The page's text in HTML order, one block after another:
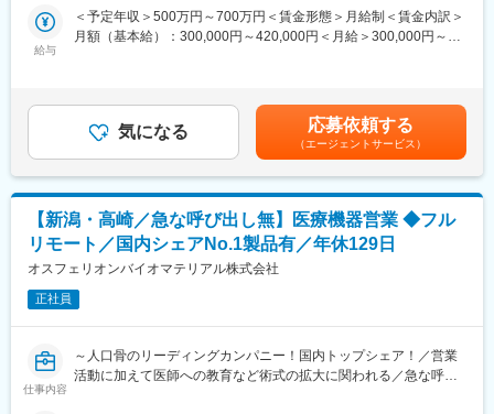
■組織構成
■研修：
製品知識については、入社後、当社での研修や親会社のシスメッ
クスの研修にも参加しながらスキルを身に着けていただきます。
（研修については神戸本社にて2週間程度実施後、配属先でのOJT
を予定しております。）
変更の範囲：会社の定める業務
【背景】
営業組織強化を図り、活況な業界の受注量増加に対応するための
・電力会社、重電メーカー、EPCメーカー等既存顧客への法人営
【顧客】電力会社または重電メーカー
東京電力、中部電力、東北電力、北海道電力、JERA、東芝、日
立、富士電機、IHI 等
【魅力】
当社はプライム上場企業として安定した経営基盤を有し、国内で
も高いシェアを誇るインフラ関連企業です。
社会を支える重要な役割を担っており、社会貢献性の高い事業に
携わることができます。
地域に根差した働き方が可能で、腰を据えて長期的にキャリアを
給与
＜予定年収＞500万円～700万円＜賃金形態＞月給制＜賃金内訳＞
月額（基本給）：300,000円～420,000円＜月給＞300,000円～
上下する可能性があります。月給(月額)は固定手当を含めた表記で
す。
気になる 応募依頼する
（エージェントサービス）
【新潟・高崎／急な呼び出し無】医療機器営業 ◆フル
リモート／国内シェアNo.1製品有／年休129日
オスフェリオンバイオマテリアル株式会社
正社員
仕事内容
～人口骨のリーディングカンパニー！国内トップシェア！／営業
活動に加えて医師への教育など術式の拡大に関われる／急な呼び